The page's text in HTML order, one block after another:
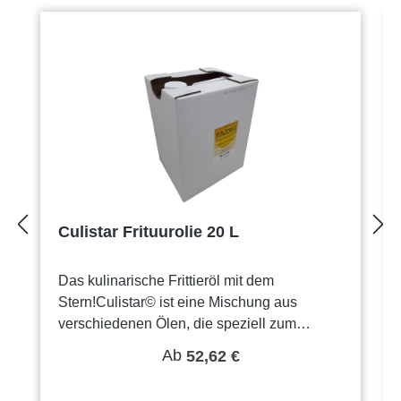
Culistar Frituurolie 20 L
Das kulinarische Frittieröl mit dem
Stern!Culistar© ist eine Mischung aus
verschiedenen Ölen, die speziell zum
wie Churros, Donuts, Fisch und Snacks
Ab 52,62 €